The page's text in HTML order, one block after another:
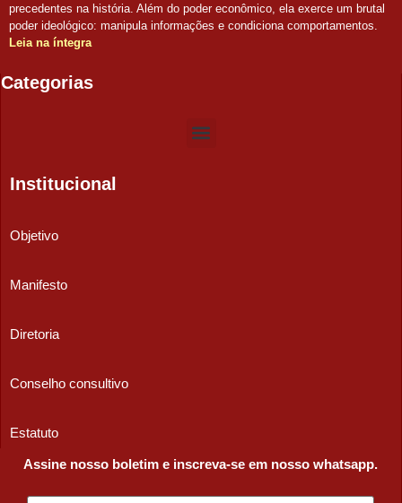
precedentes na história. Além do poder econômico, ela exerce um brutal
poder ideológico: manipula informações e condiciona comportamentos.
Leia na íntegra
Categorias
Institucional
Objetivo
Manifesto
Diretoria
Conselho consultivo
Estatuto
Assine nosso boletim e inscreva-se em nosso whatsapp.